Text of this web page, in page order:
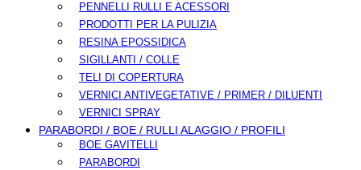
PENNELLI RULLI E ACESSORI
PRODOTTI PER LA PULIZIA
RESINA EPOSSIDICA
SIGILLANTI / COLLE
TELI DI COPERTURA
VERNICI ANTIVEGETATIVE / PRIMER / DILUENTI
VERNICI SPRAY
PARABORDI / BOE / RULLI ALAGGIO / PROFILI
BOE GAVITELLI
PARABORDI